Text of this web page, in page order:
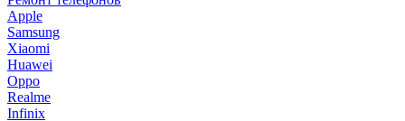
Apple
Samsung
Xiaomi
Huawei
Oppo
Realme
Infinix